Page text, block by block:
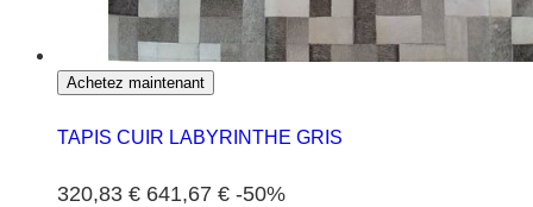
Achetez maintenant
TAPIS CUIR LABYRINTHE GRIS
320,83 € 641,67 € -50%